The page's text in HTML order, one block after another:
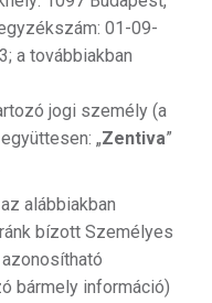
01-09-
a továbbiakban
jogi személy (a
„Zentiva”
alábbiakban
bízott Személyes
bármely információ)